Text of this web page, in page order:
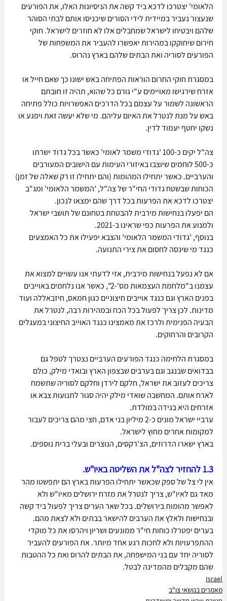
הלאומי’ יצטרכו לדכא ביד קשה את הניסיונות האלו, את הפורעים
שנעצור נעביר במיידית לידי הסורים שיכניסו אותם לבתי הסוהר
שלהם ויבטיחו לישראל שמחבלים אלו לא חוזרים לישראל. חוקי
חירום שיחוקקו במהירות יאפשרו להעביר את המשפחות של
הפורעים לסוריה ואת הבתים שלהם בארץ נהרוס.
במסגרת חוקי החרום הוראות הפתיחה באש ישונו כך שאם חייל או
אזרח שירגישו מאויימים ע"י גורם כל שהוא, תהיה זו חובתם
הראשונה לשמור על עצמם בכל הדרכים האפשרויות כולל פתיחה
באש על מנת לנטרל את האיום עליהם. מי שלא יעשה זאת ויפגע או
נשקו יחטף יעמוד לדין.
צה"ל יקים כ-100 ’גדודי משמר לאומי’ כאשר בכל גדוד ישרתו
כ-500 לוחמים שיוצבו באיזורי העימות עם הישובים המעורבים
והערביים. כאשר יתחילו המהומות (והם יתחילו זו רק שאלה של זמן)
הכוחות שבשטח גדודי החי"ר של צה"ל, ’המשמר הלאומי’ ומג"ב
יצטרכו לדכא את הפרעות בכל דרך שהם ימצאו לנכון.
הם יפעלו בנחישות מירבית להבטחת בטחונם של תושבי ישראל
ולמנוע את הפרעות כפי שראינו ב-2021.
בנוסף, ’גדודי המשמר הלאומי’ והצבא יפעילו את כל האמצעים
כנגד מי שינסה לחסום את צירי התנועה.
אם לא נפעל בנחישות מירבית, אזי לדעתי אנו עשויים למצוא את
עצמנו ב"מלחמת העצמאות מס'-2", כאשר אנו נלחמים באוייבים
בפנים הארץ וגם כנגד אוייבים חיצוניים כגון חמאס, חיזבאללה ועוד
מדינות. לכן צריך לפעול בכל הכח ובמהירות רבה, לנטרל את
הבעיה הפנימית ולרכז את מאמצינו כנגד האוייב החיצוני במעגלים
הקרובים והרחוקים.
במסגרת הלחימה כנגד הפורעים הערביים נצטרך לטפל גם
בבדואים שבנגב וגם בערבים שבצפון הארץ ובואדי מילק, כולם
צריכים לעזוב את ישראל, חלקם לירדן וחלקם לסוריה שתשמח
לארח אותם. המחשבה שואדי מילק יהיה סגור לתנועות צבא או
אזרחים היא בגידה במולדת.
ערביי ישראל מונים כ-2 מיליון בני אדם, חצי מהם צריכים לעבור
למקומות אחרים מחוץ לישראל.
בארץ ישארו הדרוזים, הצ'רקסים, הנוצרים ובעלי ברית נוספים.
1.3 להחזיר לצה"ל את השליטה באיו"ש.
אין לי צל של ספק שכאשר יתחילו הפרעות בארץ הם יתפשטו מהר
מאד גם לאיו"ש, צריך לנטרל את מזרח ירושלים מאיו"ש ולא
לאפשר מהומות בירושלים. בכל שאר הערים צריך לפעול ביד קשה
ובנחישות ולאלץ את הערבים להישאר בבתים ולא לצאת מהם.
בערים יפטרלו כוחות חי"ר ממונעים ושריון ויהרסו את כל מוקדי
ההתפרעויות ולא לחכות רגע אחד מיותר. את הפורעים להעביר
לסוריה יחד עם בני המישפחה, את הבתים להרוס ואת כל ההטבות
שהם מקבלים מהמדינה לבטל.
Israel
מאמרים בנושאי צו"ב